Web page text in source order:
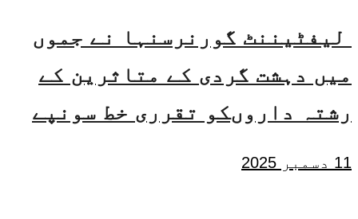
لیفٹیننٹ گورنرسنہا نے جموں
میں دہشت گردی کے متاثرین کے
رشتہ داروںکو تقرری خط سونپے
11 دسمبر 2025